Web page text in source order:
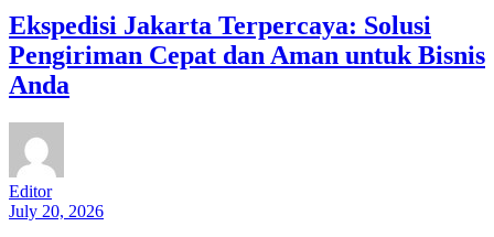
Ekspedisi Jakarta Terpercaya: Solusi
Pengiriman Cepat dan Aman untuk Bisnis
Anda
Editor
July 20, 2026